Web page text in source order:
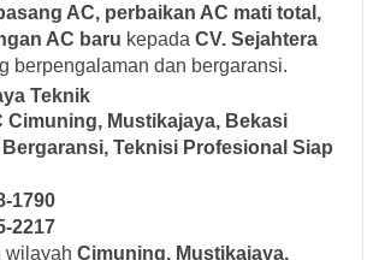
AC, perbaikan AC mati total,
AC baru kepada CV. Sejahtera
berpengalaman dan bergaransi.
Teknik
Cimuning, Mustikajaya, Bekasi
Teknisi Profesional Siap
1790
2217
wilayah Cimuning, Mustikajaya,